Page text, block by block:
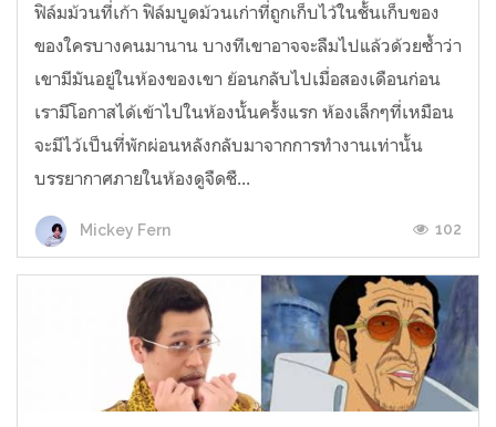
ฟิล์มม้วนที่เก้า ฟิล์มบูดม้วนเก่าที่ถูกเก็บไว้ในชั้นเก็บของ
ของใครบางคนมานาน บางทีเขาอาจจะลืมไปแล้วด้วยซ้ำว่า
เขามีมันอยู่ในห้องของเขา ย้อนกลับไปเมื่อสองเดือนก่อน
เรามีโอกาสได้เข้าไปในห้องนั้นครั้งแรก ห้องเล็กๆที่เหมือน
จะมีไว้เป็นที่พักผ่อนหลังกลับมาจากการทำงานเท่านั้น
บรรยากาศภายในห้องดูจืดชื...
Mickey Fern 102